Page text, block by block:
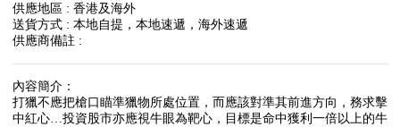
供應地區 : 香港及海外
送貨方式 : 本地自提，本地速遞，海外速遞
供應商備註 :
內容簡介：
打獵不應把槍口瞄準獵物所處位置，而應該對準其前進方向，務求擊
中紅心…投資股市亦應視牛眼為靶心，目標是命中獲利一倍以上的牛